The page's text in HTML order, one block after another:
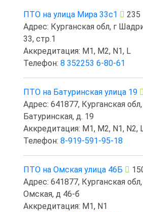
ПТО на улица Мира 33с1
235
Адрес: Курганская обл, г
33, стр.1
Аккредитация: M1, M2, N1, L
Телефон: 8 352253 6-80-61
ПТО на Батуринская улица 19
Адрес: 641877, Курганская
Батуринская, д. 19
Аккредитация: M1, M2, N1, N2,
Телефон: 8-919-591-95-18
ПТО на Омская улица 46Б
Адрес: 641877, Курганская
Омская, д 46-б
Аккредитация: M1, N1